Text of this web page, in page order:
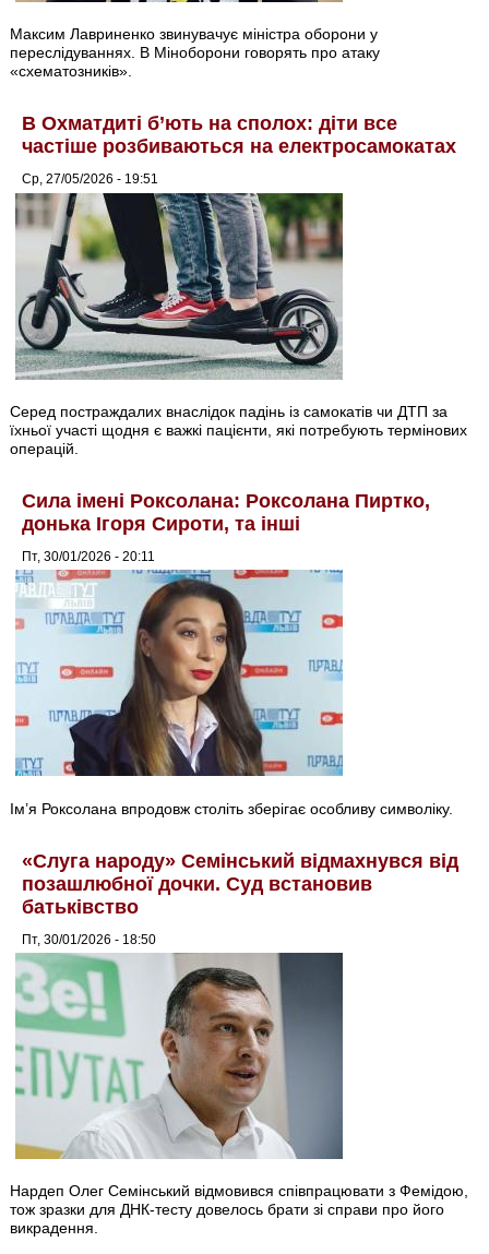
Максим Лавриненко звинувачує міністра оборони у
переслідуваннях. В Міноборони говорять про атаку
«схематозників».
В Охматдиті б’ють на сполох: діти все
частіше розбиваються на електросамокатах
Ср, 27/05/2026 - 19:51
Серед постраждалих внаслідок падінь із самокатів чи ДТП за
їхньої участі щодня є важкі пацієнти, які потребують термінових
операцій.
Сила імені Роксолана: Роксолана Пиртко,
донька Ігоря Сироти, та інші
Пт, 30/01/2026 - 20:11
Ім’я Роксолана впродовж століть зберігає особливу символіку.
«Слуга народу» Семінський відмахнувся від
позашлюбної дочки. Суд встановив
батьківство
Пт, 30/01/2026 - 18:50
Нардеп Олег Семінський відмовився співпрацювати з Фемідою,
тож зразки для ДНК-тесту довелось брати зі справи про його
викрадення.